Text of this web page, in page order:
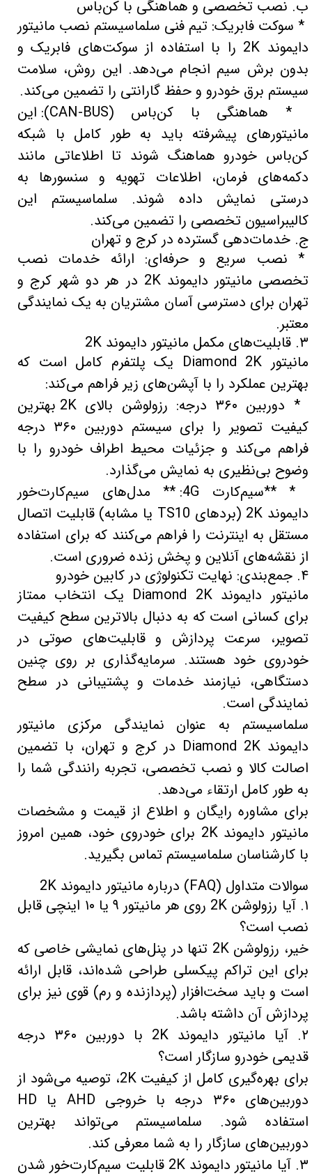
ب. نصب تخصصی و هماهنگی با کن‌باس
* سوکت فابریک: تیم فنی سلماسیستم نصب مانیتور
دایموند 2K را با استفاده از سوکت‌های فابریک و
بدون برش سیم انجام می‌دهد. این روش، سلامت
سیستم برق خودرو و حفظ گارانتی را تضمین می‌کند.
* هماهنگی با کن‌باس (CAN-BUS): این
مانیتورهای پیشرفته باید به طور کامل با شبکه
کن‌باس خودرو هماهنگ شوند تا اطلاعاتی مانند
دکمه‌های فرمان، اطلاعات تهویه و سنسورها به
درستی نمایش داده شوند. سلماسیستم این
کالیبراسیون تخصصی را تضمین می‌کند.
ج. خدمات‌دهی گسترده در کرج و تهران
* نصب سریع و حرفه‌ای: ارائه خدمات نصب
تخصصی مانیتور دایموند 2K در هر دو شهر کرج و
تهران برای دسترسی آسان مشتریان به یک نمایندگی
معتبر.
۳. قابلیت‌های مکمل مانیتور دایموند 2K
مانیتور Diamond 2K یک پلتفرم کامل است که
بهترین عملکرد را با آپشن‌های زیر فراهم می‌کند:
* دوربین ۳۶۰ درجه: رزولوشن بالای 2K بهترین
کیفیت تصویر را برای سیستم دوربین ۳۶۰ درجه
فراهم می‌کند و جزئیات محیط اطراف خودرو را با
وضوح بی‌نظیری به نمایش می‌گذارد.
* **سیم‌کارت 4G: ** مدل‌های سیم‌کارت‌خور
دایموند 2K (بردهای TS10 یا مشابه) قابلیت اتصال
مستقل به اینترنت را فراهم می‌کنند که برای استفاده
از نقشه‌های آنلاین و پخش زنده ضروری است.
۴. جمع‌بندی: نهایت تکنولوژی در کابین خودرو
مانیتور دایموند Diamond 2K یک انتخاب ممتاز
برای کسانی است که به دنبال بالاترین سطح کیفیت
تصویر، سرعت پردازش و قابلیت‌های صوتی در
خودروی خود هستند. سرمایه‌گذاری بر روی چنین
دستگاهی، نیازمند خدمات و پشتیبانی در سطح
نمایندگی است.
سلماسیستم به عنوان نمایندگی مرکزی مانیتور
دایموند Diamond 2K در کرج و تهران، با تضمین
اصالت کالا و نصب تخصصی، تجربه رانندگی شما را
به طور کامل ارتقاء می‌دهد.
برای مشاوره رایگان و اطلاع از قیمت و مشخصات
مانیتور دایموند 2K برای خودروی خود، همین امروز
با کارشناسان سلماسیستم تماس بگیرید.
سوالات متداول (FAQ) درباره مانیتور دایموند 2K
۱. آیا رزولوشن 2K روی هر مانیتور ۹ یا ۱۰ اینچی قابل
نصب است؟
خیر، رزولوشن 2K تنها در پنل‌های نمایشی خاصی که
برای این تراکم پیکسلی طراحی شده‌اند، قابل ارائه
است و باید سخت‌افزار (پردازنده و رم) قوی نیز برای
پردازش آن داشته باشد.
۲. آیا مانیتور دایموند 2K با دوربین ۳۶۰ درجه
قدیمی خودرو سازگار است؟
برای بهره‌گیری کامل از کیفیت 2K، توصیه می‌شود از
دوربین‌های ۳۶۰ درجه با خروجی AHD یا HD
استفاده شود. سلماسیستم می‌تواند بهترین
دوربین‌های سازگار را به شما معرفی کند.
۳. آیا مانیتور دایموند 2K قابلیت سیم‌کارت‌خور شدن